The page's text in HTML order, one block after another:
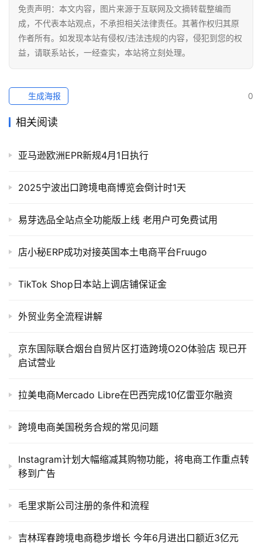
免责声明：本文内容，图片来源于互联网及文摘转载整编而
成，不代表本站观点，不承担相关法律责任。其著作权归其原
作者所有。如发现本站有侵权/违法违规的内容，侵犯到您的权
益，请联系站长，一经查实，本站将立刻处理。
0
生成海报
相关阅读
亚马逊欧洲EPR新规4月1日执行
2025宁波出口跨境电商博览会倒计时1天
易芽选品全站点全功能版上线 老用户可免费试用
店小秘ERP成功对接英国本土电商平台Fruugo
TikTok Shop日本站上调店铺保证金
外贸业务全流程讲解
京东国际联合烟台自贸片区打造跨境O2O体验店 现已开
启试营业
拉美电商Mercado Libre在巴西完成10亿雷亚尔融资
跨境电商美国税务合规的常见问题
Instagram计划大幅缩减其购物功能，将电商工作重点转
移到广告
毛里求斯公司注册的条件和流程
吉林珲春跨境电商稳步增长 今年6月进出口额近3亿元